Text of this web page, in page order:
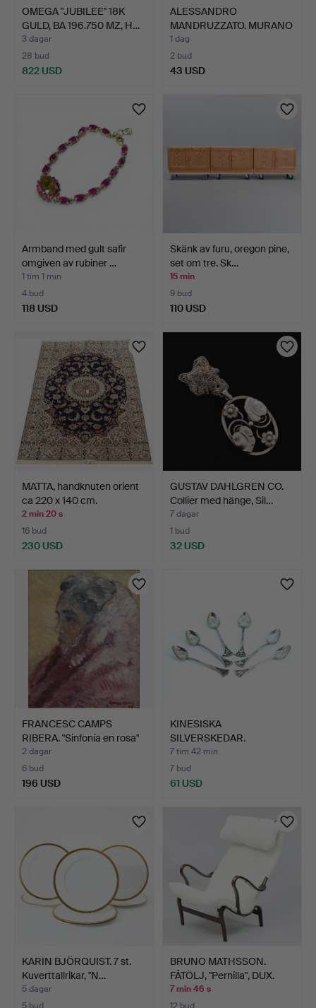
OMEGA "JUBILEE" 18K
GULD, BA 196.750 MZ, H…
3 dagar
28 bud
822 USD
ALESSANDRO
MANDRUZZATO. MURANO
DESIGNERSKÅ…
1 dag
2 bud
43 USD
Armband med gult safir
omgiven av rubiner …
1 tim 1 min
4 bud
118 USD
Skänk av furu, oregon pine,
set om tre. Sk…
15 min
9 bud
110 USD
MATTA, handknuten orient
ca 220 x 140 cm.
2 min 20 s
16 bud
230 USD
GUSTAV DAHLGREN CO.
Collier med hänge, Sil…
7 dagar
1 bud
32 USD
FRANCESC CAMPS
RIBERA. "Sinfonía en rosa"
…
2 dagar
6 bud
196 USD
KINESISKA
SILVERSKEDAR.
7 tim 42 min
7 bud
61 USD
KARIN BJÖRQUIST. 7 st.
Kuverttallrikar, "N…
5 dagar
BRUNO MATHSSON.
FÅTÖLJ, "Pernilla", DUX.
7 min 46 s